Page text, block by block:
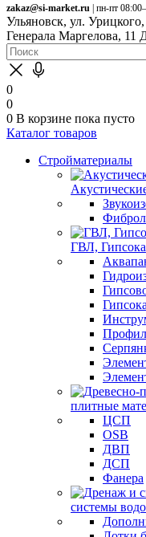
zakaz@si-market.ru | пн-пт
Ульяновск, ул.
Генерала Маргелова, 11
0
0
0 В корзине пока пусто
Каталог товаров
Стройматериалы
ГВЛ,
плитные
ЦСП
OSB
ДВП
ДСП
Фанера
системы